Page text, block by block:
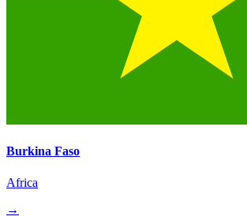
Burkina Faso
Africa
→